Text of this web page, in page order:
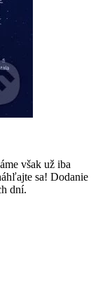
však už iba
sa! Dodanie
dní.